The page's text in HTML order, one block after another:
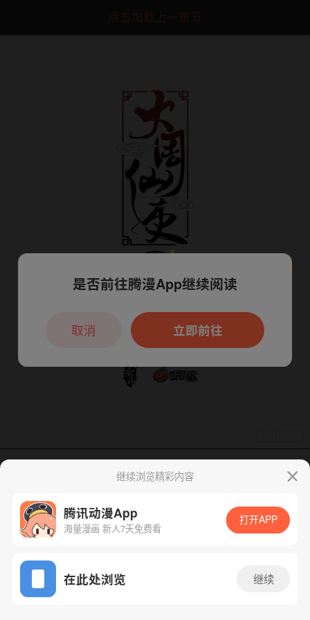
点击加载上一章节
App免费看
腾漫App免费看
继续浏览精彩内容
腾讯动漫App
海量漫画 新人7天免费看
打开APP
在此处浏览 继续
本章节仅支持App阅读，可打开App新用
户7天免费看
是否前往腾漫App继续阅读
立即前往
取消